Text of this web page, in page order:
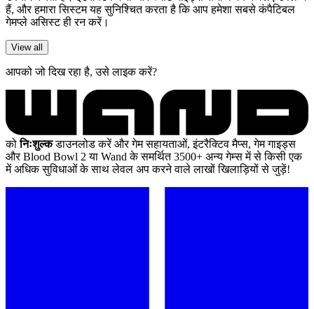
हैं, और हमारा सिस्टम यह सुनिश्चित करता है कि आप हमेशा सबसे कंपैटिबल
गेमप्ले असिस्ट ही रन करें।
View all
आपको जो दिख रहा है, उसे लाइक करें?
कोनिःशुल्कडाउनलोड करें और गेम सहायताओं, इंटरैक्टिव मैप्स, गेम गाइड्स
और Blood Bowl 2 या Wand के समर्थित 3500+ अन्य गेम्स में से किसी एक
में अधिक सुविधाओं के साथ लेवल अप करने वाले लाखों खिलाड़ियों से जुड़ें!